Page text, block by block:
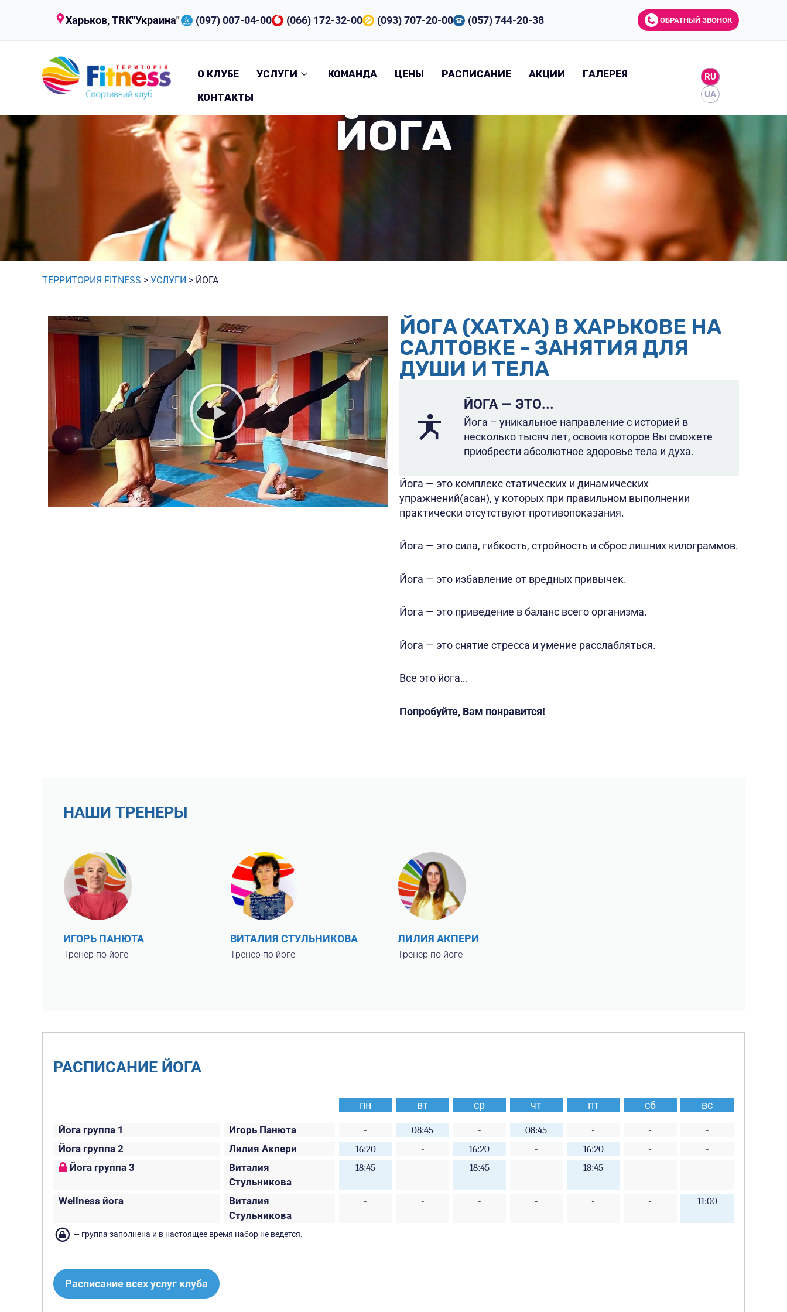
Харьков, TRK"Украина" (097) 007-04-00 (066) 172-32-00 (093) 707-20-00 (057) 744-20-38 ОБРАТНЫЙ ЗВОНОК
О КЛУБЕ УСЛУГИ КОМАНДА ЦЕНЫ РАСПИСАНИЕ АКЦИИ ГАЛЕРЕЯ
КОНТАКТЫ
RU
UA
ЙОГА
ТЕРРИТОРИЯ FITNESS > УСЛУГИ > ЙОГА
Проиграть
видео
ЙОГА (ХАТХА) В ХАРЬКОВЕ НА
САЛТОВКЕ - ЗАНЯТИЯ ДЛЯ
ДУШИ И ТЕЛА
ЙОГА — ЭТО...
Йога – уникальное направление с историей в
несколько тысяч лет, освоив которое Вы сможете
приобрести абсолютное здоровье тела и духа.
Йога — это комплекс статических и динамических
упражнений(асан), у которых при правильном выполнении
практически отсутствуют противопоказания.
Йога — это сила, гибкость, стройность и сброс лишних килограммов.
Йога — это избавление от вредных привычек.
Йога — это приведение в баланс всего организма.
Йога — это снятие стресса и умение расслабляться.
Все это йога…
Попробуйте, Вам понравится!
НАШИ ТРЕНЕРЫ
ИГОРЬ ПАНЮТА
Тренер по йоге
ВИТАЛИЯ СТУЛЬНИКОВА
Тренер по йоге
ЛИЛИЯ АКПЕРИ
Тренер по йоге
РАСПИСАНИЕ ЙОГА
пн вт ср чт пт сб вс
Йога группа 1 Игорь Панюта - 08:45 - 08:45 - - -
Йога группа 2 Лилия Акпери 16:20 - 16:20 - 16:20 - -
Йога группа 3
Виталия
Стульникова
18:45 - 18:45 - 18:45 - -
Wellness йога
Виталия
Стульникова
- - - - - - 11:00
— группа заполнена и в настоящее время набор не ведется.
Расписание всех услуг клуба